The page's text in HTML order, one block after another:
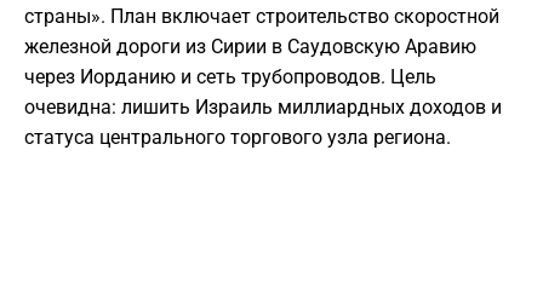
страны». План включает строительство скоростной
железной дороги из Сирии в Саудовскую Аравию
через Иорданию и сеть трубопроводов. Цель
очевидна: лишить Израиль миллиардных доходов и
статуса центрального торгового узла региона.